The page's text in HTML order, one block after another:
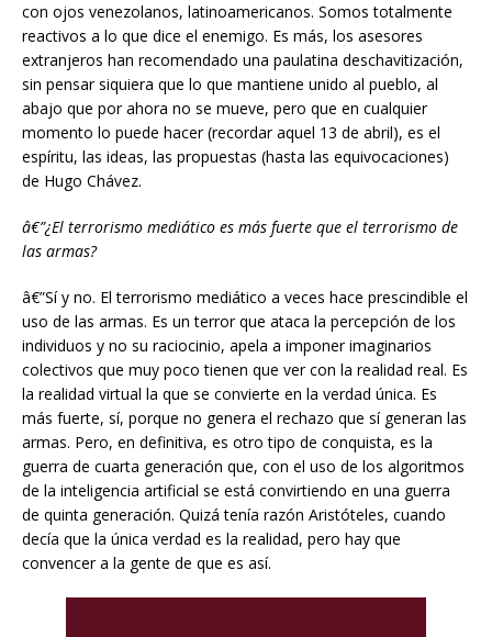
con ojos venezolanos, latinoamericanos. Somos totalmente
reactivos a lo que dice el enemigo. Es más, los asesores
extranjeros han recomendado una paulatina deschavitización,
sin pensar siquiera que lo que mantiene unido al pueblo, al
abajo que por ahora no se mueve, pero que en cualquier
momento lo puede hacer (recordar aquel 13 de abril), es el
espíritu, las ideas, las propuestas (hasta las equivocaciones)
de Hugo Chávez.
â€”¿El terrorismo mediático es más fuerte que el terrorismo de
las armas?
â€”Sí y no. El terrorismo mediático a veces hace prescindible el
uso de las armas. Es un terror que ataca la percepción de los
individuos y no su raciocinio, apela a imponer imaginarios
colectivos que muy poco tienen que ver con la realidad real. Es
la realidad virtual la que se convierte en la verdad única. Es
más fuerte, sí, porque no genera el rechazo que sí generan las
armas. Pero, en definitiva, es otro tipo de conquista, es la
guerra de cuarta generación que, con el uso de los algoritmos
de la inteligencia artificial se está convirtiendo en una guerra
de quinta generación. Quizá tenía razón Aristóteles, cuando
decía que la única verdad es la realidad, pero hay que
convencer a la gente de que es así.